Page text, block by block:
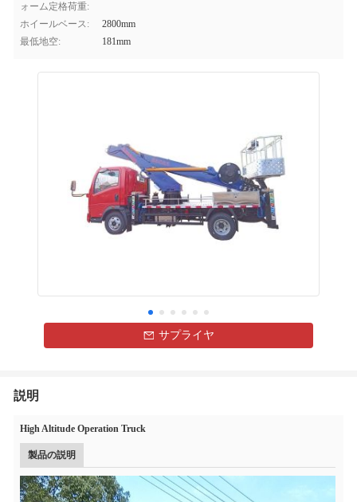
ォーム定格荷重:
ホイールベース:
2800mm
最低地空:
181mm
サプライヤ
説明
High Altitude Operation Truck
製品の説明